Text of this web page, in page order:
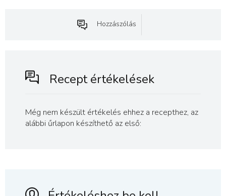
Hozzászólás
Recept értékelések
Még nem készült értékelés ehhez a recepthez, az
alábbi űrlapon készíthető az első: